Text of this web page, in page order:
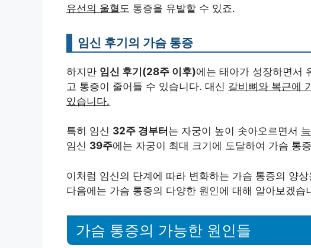
유선의 울혈 도 통증을 유발할 수 있죠.
임신 후기의 가슴 통증
하지만 임신 후기(28주 이후)에는 태아가 성장하면서
고 통증이 줄어들 수 있습니다. 대신 갈비뼈와 복근에
있습니다.
특히 임신 32주 경부터 는 자궁이 높이 솟아오르면서
임신 39주에는 자궁이 최대 크기에 도달하여 가슴 통
이처럼 임신의 단계에 따라 변화하는 가슴 통증의 양
다음에는 가슴 통증의 다양한 원인에 대해 알아보겠습
가슴 통증의 가능한 원인들